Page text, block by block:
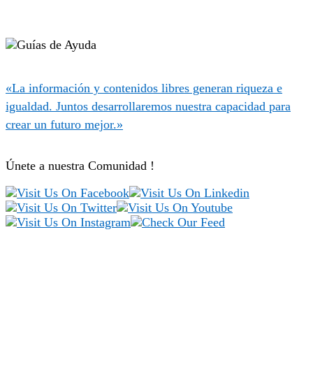
«La información y contenidos libres generan riqueza e
igualdad. Juntos desarrollaremos nuestra capacidad para
crear un futuro mejor.»
Únete a nuestra Comunidad !